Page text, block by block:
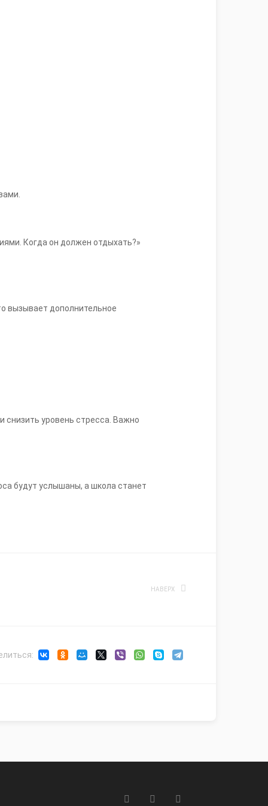
Когда он должен отдыхать?»
вызывает дополнительное
снизить уровень стресса. Важно
будут услышаны, а школа станет
НАВЕРХ